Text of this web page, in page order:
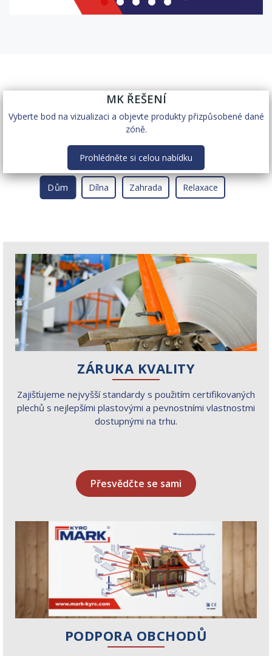
MK ŘEŠENÍ
Vyberte bod na vizualizaci a objevte produkty přizpůsobené dané
zóně.
Prohlédněte si celou nabídku
Dům Dílna Zahrada Relaxace
ZÁRUKA KVALITY
Zajišťujeme nejvyšší standardy s použitím certifikovaných
plechů s nejlepšími plastovými a pevnostními vlastnostmi
dostupnými na trhu.
Přesvědčte se sami
PODPORA OBCHODŮ